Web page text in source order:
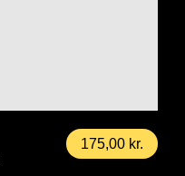
175,00 kr.